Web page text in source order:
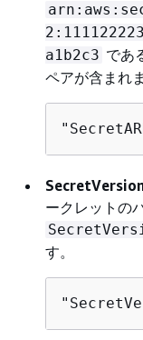
a1b2c3 であ
ペアが含まれま
ークレットの
す。